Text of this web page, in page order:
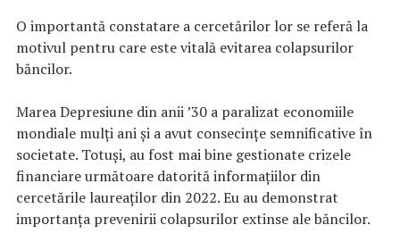
O importantă constatare a cercetărilor lor se referă la
motivul pentru care este vitală evitarea colapsurilor
băncilor.
Marea Depresiune din anii ’30 a paralizat economiile
mondiale mulţi ani şi a avut consecinţe semnificative în
societate. Totuşi, au fost mai bine gestionate crizele
financiare următoare datorită informaţiilor din
cercetările laureaţilor din 2022. Eu au demonstrat
importanţa prevenirii colapsurilor extinse ale băncilor.